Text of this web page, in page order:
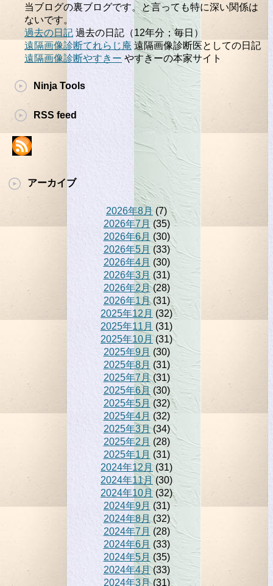
当ブログの裏ブログです。と言っても特に深い関係は
ないです。
過去の日記 過去の日記（12年分；毎日）
遠隔画像診断てれらじ庵 遠隔画像診断医としての日記
遠隔画像診断やすきー やすきーの本家サイト
Ninja Tools
RSS feed
アーカイブ
2026年8月 (7)
2026年7月(35)
2026年6月 (30)
2026年5月 (33)
2026年4月 (30)
2026年3月 (31)
2026年2月(28)
2026年1月(31)
2025年12月 (32)
2025年11月 (31)
2025年10月 (31)
2025年9月 (30)
2025年8月 (31)
2025年7月(31)
2025年6月(30)
2025年5月 (32)
2025年4月(32)
2025年3月(34)
2025年2月 (28)
2025年1月 (31)
2024年12月(31)
2024年11月(30)
2024年10月 (32)
2024年9月(31)
2024年8月(32)
2024年7月 (28)
2024年6月 (33)
2024年5月 (35)
2024年4月(33)
2024年3月(31)